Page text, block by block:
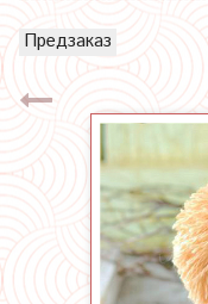
Предзаказ